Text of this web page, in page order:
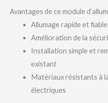
Avantages de ce module
Allumage rapide et
Amélioration de la
Installation simple et
existant
Matériaux résistants à
électriques